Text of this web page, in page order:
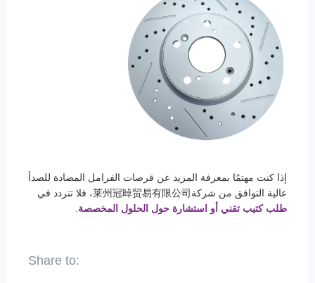
إذا كنت مهتمًا بمعرفة المزيد عن قرصات الفرامل المضادة للصدأ
عالية التوافق من شركة莱州冠晫贸易有限公司، فلا تتردد في
طلب كتيب تقني أو استشارة حول الحلول المخصصة